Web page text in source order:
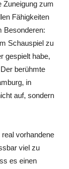
Zuneigung zum
Fähigkeiten
Besonderen:
Schauspiel zu
gespielt habe,
berühmte
in
auf, sondern
vorhandene
viel zu
es einen